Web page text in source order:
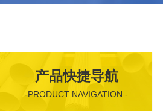
产品快捷导航
-PRODUCT NAVIGATION -